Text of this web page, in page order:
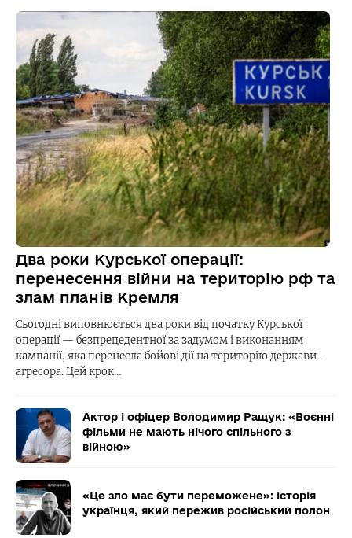
Два роки Курської операції:
перенесення війни на територію рф та
злам планів Кремля
Сьогодні виповнюється два роки від початку Курської
операції — безпрецедентної за задумом і виконанням
кампанії, яка перенесла бойові дії на територію держави-
агресора. Цей крок…
Актор і офіцер Володимир Ращук: «Воєнні
фільми не мають нічого спільного з
війною»
«Це зло має бути переможене»: історія
українця, який пережив російський полон